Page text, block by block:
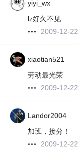
yiyi_wx
lz好久不见
2009-12-22
xiaotian521
劳动最光荣
2009-12-22
Landor2004
加班，接分！
2009-12-22